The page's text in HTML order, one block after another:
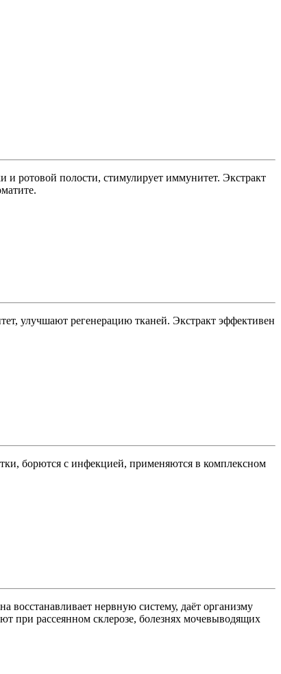
и ротовой полости, стимулирует иммунитет. Экстракт
улучшают регенерацию тканей. Экстракт эффективен
борются с инфекцией, применяются в комплексном
нервную систему, даёт организму
при рассеянном склерозе, болезнях мочевыводящих